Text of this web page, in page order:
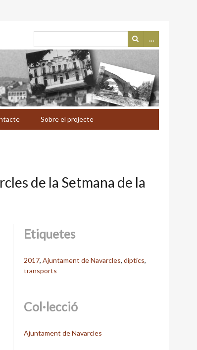
…
Sobre el projecte
de la Setmana de la
Etiquetes
2017,Ajuntament de Navarcles,díptics,
transports
Col·lecció
Ajuntament de Navarcles